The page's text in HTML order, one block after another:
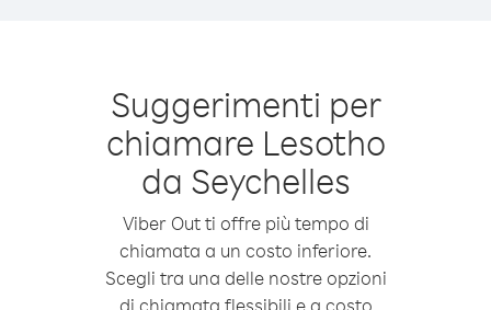
Suggerimenti per
chiamare Lesotho
da Seychelles
Viber Out ti offre più tempo di
chiamata a un costo inferiore.
Scegli tra una delle nostre opzioni
di chiamata flessibili e a costo